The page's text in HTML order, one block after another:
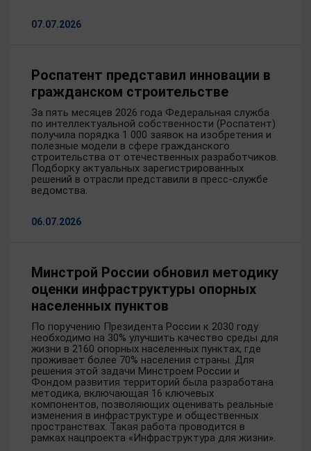
07.07.2026
Роспатент представил инновации в
гражданском строительстве
За пять месяцев 2026 года Федеральная служба
по интеллектуальной собственности (Роспатент)
получила порядка 1 000 заявок на изобретения и
полезные модели в сфере гражданского
строительства от отечественных разработчиков.
Подборку актуальных зарегистрированных
решений в отрасли представили в пресс-службе
ведомства.
06.07.2026
Минстрой России обновил методику
оценки инфраструктуры опорных
населенных пунктов
По поручению Президента России к 2030 году
необходимо на 30% улучшить качество среды для
жизни в 2160 опорных населенных пунктах, где
проживает более 70% населения страны. Для
решения этой задачи Минстроем России и
Фондом развития территорий была разработана
методика, включающая 16 ключевых
компонентов, позволяющих оценивать реальные
изменения в инфраструктуре и общественных
пространствах. Такая работа проводится в
рамках нацпроекта «Инфраструктура для жизни».